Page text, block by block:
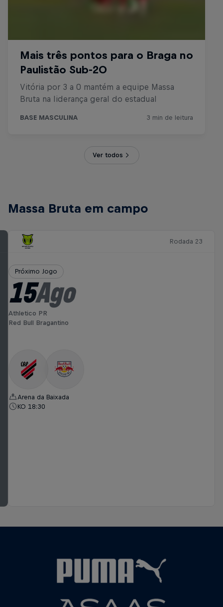
Ver todos
Massa Bruta em campo
Rodada 23
Próximo Jogo
15Ago
Athletico PR
Red Bull Bragantino
Arena da Baixada
KO 18:30